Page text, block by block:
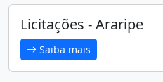
Licitações - Araripe
Saiba mais